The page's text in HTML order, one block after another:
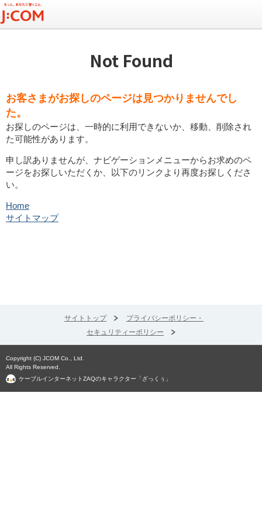
Not Found
お客さまがお探しのページは見つかりませんでし
た。
お探しのページは、一時的に利用できないか、移動、削除され
た可能性があります。
申し訳ありませんが、ナビゲーションメニューからお求めのペ
ージをお探しいただくか、以下のリンクより再度お探しくださ
い。
Home
サイトマップ
サイトトップ
プライバシーポリシー・
セキュリティーポリシー
Copyright (C) JCOM Co., Ltd.
All Rights Reserved.
ケーブルインターネットZAQのキャラクター「ざっくぅ」